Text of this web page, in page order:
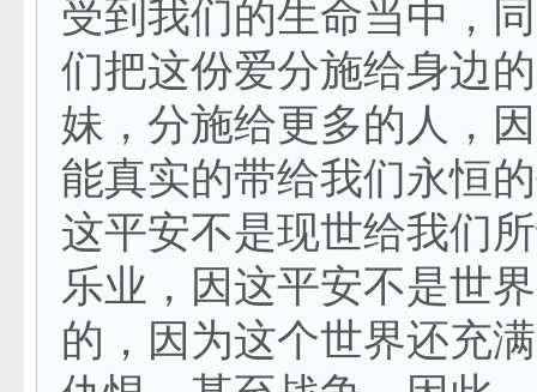
受到我们的生命当中，
们把这份爱分施给身边
妹，分施给更多的人，
能真实的带给我们永恒
这平安不是现世给我们
乐业，因这平安不是世
的，因为这个世界还充